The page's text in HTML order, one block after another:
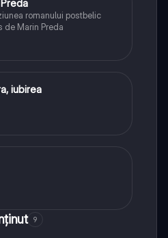
romanului postbelic
de Marin Preda
iubirea
9